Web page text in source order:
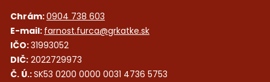
Chrám:0904 738 603
E-mail: farnost.furca@grkatke.sk
IČO:31993052
DIČ: 2022729973
Č. Ú.:SK53 0200 0000 0031 4736 5753